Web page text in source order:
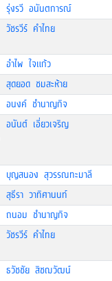
รุ่งรวี อนันตการณ์
วัชรวีร์ คำไทย
อำไพ ใจแก้ว
สุดยอด ชมสะห้าย
อนงค์ ชำนาญกิจ
อนันต์ เอี่ยวเจริญ
บุญสนอง สุวรรณทะมาลี
สุธีรา วาทิศานนท์
ถนอม ชำนาญกิจ
วัชรวีร์ คำไทย
ธวัชชัย สิชฌวัฒน์